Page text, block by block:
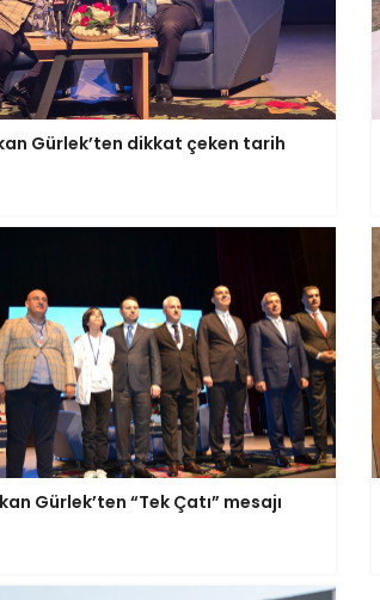
Gürlek’ten dikkat çeken tarih
Gürlek’ten “Tek Çatı” mesajı